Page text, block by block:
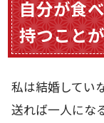
自分が食
持つこと
私は結婚してい
送れば一人にな